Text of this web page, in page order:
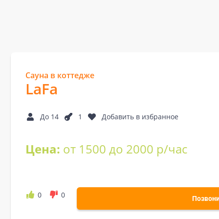
Сауна в коттедже
LaFa
До 14 1 Добавить в избранное
Цена: от 1500 до 2000 р/час
0 0